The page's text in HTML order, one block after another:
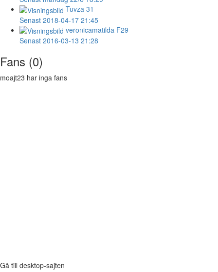
Tuvza 31
Senast 2018-04-17 21:45
veronicamatilda F29
Senast 2016-03-13 21:28
Fans (0)
moajt23 har inga fans
Gå till desktop-sajten